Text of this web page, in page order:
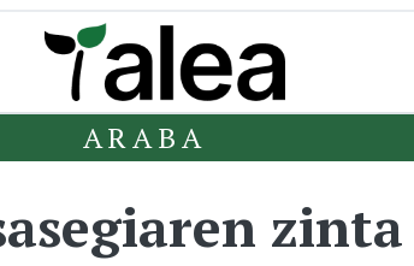
ARABA
zinta